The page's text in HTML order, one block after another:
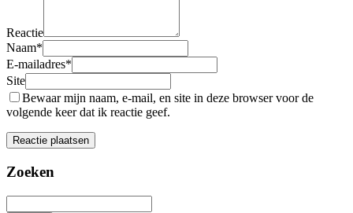
Reactie
Naam*
E-mailadres*
Site
Bewaar mijn naam, e-mail, en site in deze browser voor de
volgende keer dat ik reactie geef.
Zoeken